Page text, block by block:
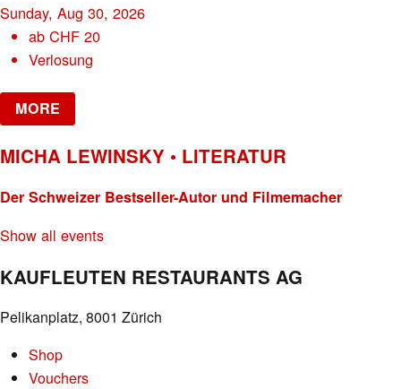
Sunday, Aug 30, 2026
abCHF 20
Verlosung
MORE
MICHA LEWINSKY • LITERATUR
Der Schweizer Bestseller-Autor und Filmemacher
Show all events
KAUFLEUTEN RESTAURANTS AG
Pelikanplatz, 8001 Zürich
Shop
Vouchers